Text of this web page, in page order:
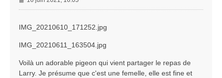
e
s
g
IMG_20210610_171252.jpg
IMG_20210611_163504.jpg
Voilà un adorable pigeon qui vient partager le repas de
Larry. Je présume que c'est une femelle, elle est fine et